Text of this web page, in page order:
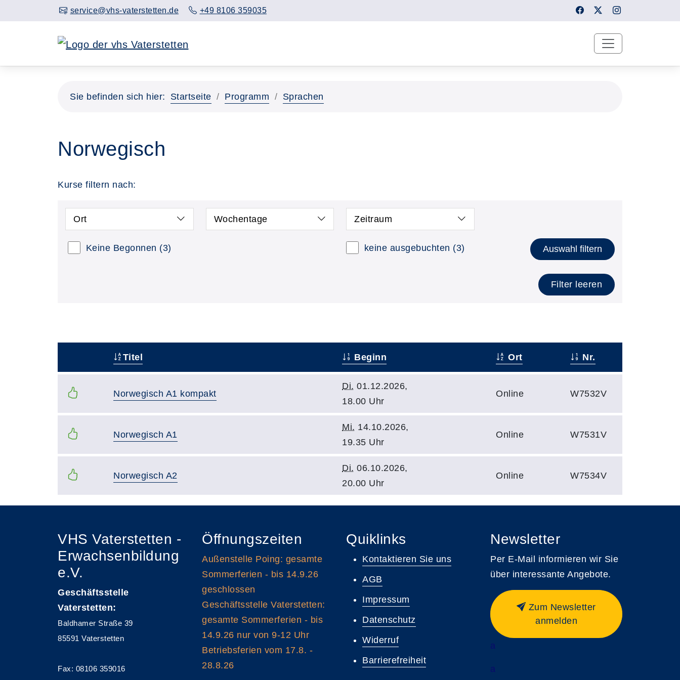
service@vhs-vaterstetten.de +49 8106 359035
Sie befinden sich hier: Startseite Programm Sprachen
Norwegisch
Kurse filtern nach:
Ort Wochentage Zeitraum
Keine Begonnen (3) keine ausgebuchten (3) Auswahl filtern
Filter leeren
Titel Beginn Ort Nr.
Norwegisch A1 kompakt
Di. 01.12.2026,
18.00 Uhr
Online W7532V
Norwegisch A1
Mi. 14.10.2026,
19.35 Uhr
Online W7531V
Norwegisch A2
Di. 06.10.2026,
20.00 Uhr
Online W7534V
VHS Vaterstetten -
Erwachsenbildung
e.V.
Geschäftsstelle
Vaterstetten:
Baldhamer Straße 39
85591 Vaterstetten
Fax: 08106 359016
Öffnungszeiten
Außenstelle Poing: gesamte
Sommerferien - bis 14.9.26
geschlossen
Geschäftsstelle Vaterstetten:
gesamte Sommerferien - bis
14.9.26 nur von 9-12 Uhr
Betriebsferien vom 17.8. -
28.8.26
Quiklinks
Kontaktieren Sie uns
AGB
Impressum
Datenschutz
Widerruf
Barrierefreiheit
Newsletter
Per E-Mail informieren wir Sie
über interessante Angebote.
Zum Newsletter
anmelden
a
a